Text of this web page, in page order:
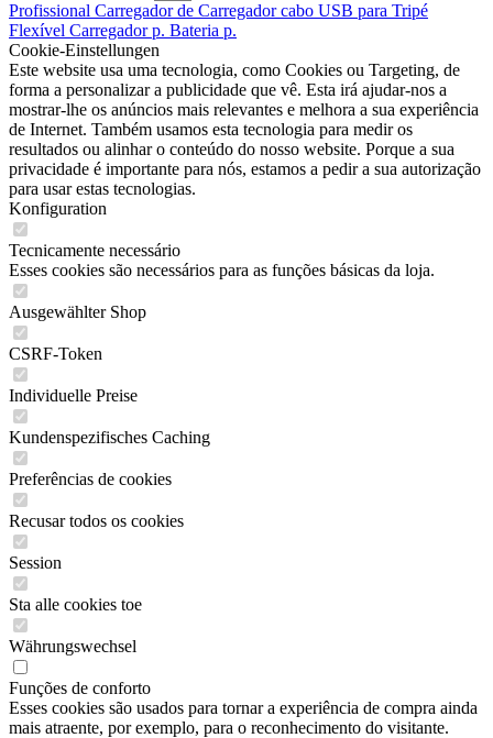
Profissional Carregador de Carregadorcabo USB para Tripé
Flexível Carregador p. Bateria p.
Cookie-Einstellungen
Este website usa uma tecnologia, como Cookies ou Targeting, de
forma a personalizar a publicidade que vê. Esta irá ajudar-nos a
mostrar-lhe os anúncios mais relevantes e melhora a sua experiência
de Internet. Também usamos esta tecnologia para medir os
resultados ou alinhar o conteúdo do nosso website. Porque a sua
privacidade é importante para nós, estamos a pedir a sua autorização
para usar estas tecnologias.
Konfiguration
Tecnicamente necessário
Esses cookies são necessários para as funções básicas da loja.
Ausgewählter Shop
CSRF-Token
Individuelle Preise
Kundenspezifisches Caching
Preferências de cookies
Recusar todos os cookies
Session
Sta alle cookies toe
Währungswechsel
Funções de conforto
Esses cookies são usados para tornar a experiência de compra ainda
mais atraente, por exemplo, para o reconhecimento do visitante.